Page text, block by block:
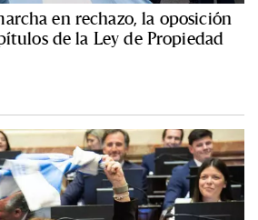
en rechazo, la oposición
de la Ley de Propiedad